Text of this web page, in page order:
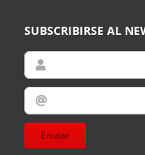
SUBSCRIBIRSE AL
Enviar